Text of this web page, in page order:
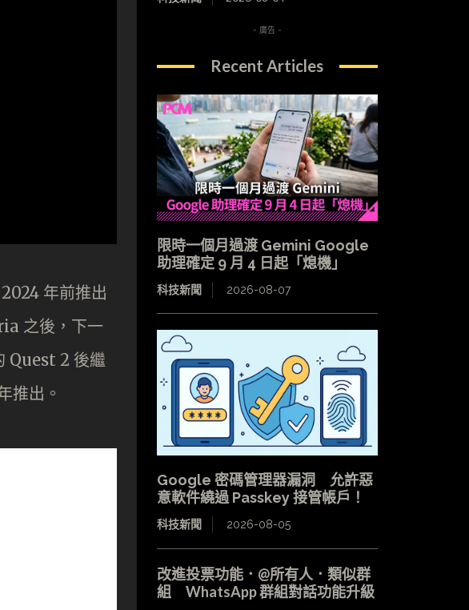
年前推出
之後，下一
Quest 2 後繼
推出。
- 廣告 -
Recent Articles
限時一個月過渡 Gemini Google
助理確定 9 月 4 日起「熄機」
科技新聞 2026-08-07
Google 密碼管理器漏洞 允許惡
意軟件繞過 Passkey 接管帳戶！
科技新聞 2026-08-05
改進投票功能．@所有人．類似群
組 WhatsApp 群組對話功能升級